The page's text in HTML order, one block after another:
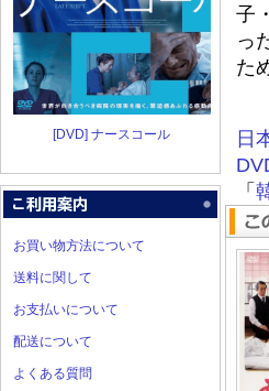
[DVD] ナースコール
お買い物方法について
送料に関して
お支払いについて
配送について
よくある質問
子
っ
た
日
「